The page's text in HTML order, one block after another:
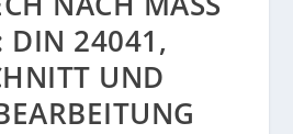
24041, Z
UND B